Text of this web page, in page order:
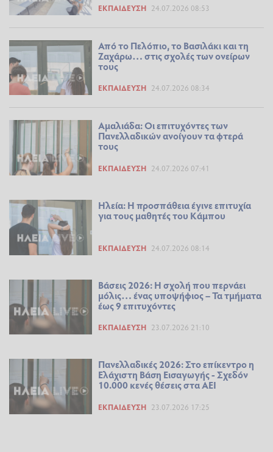
ΕΚΠΑΊΔΕΥΣΗ 24.07.2026 08:53
Από το Πελόπιο, το Βασιλάκι και τη
Ζαχάρω… στις σχολές των ονείρων
τους
ΕΚΠΑΊΔΕΥΣΗ 24.07.2026 08:34
Αμαλιάδα: Οι επιτυχόντες των
Πανελλαδικών ανοίγουν τα φτερά
τους
ΕΚΠΑΊΔΕΥΣΗ 24.07.2026 07:41
Ηλεία: Η προσπάθεια έγινε επιτυχία
για τους μαθητές του Κάμπου
ΕΚΠΑΊΔΕΥΣΗ 24.07.2026 08:14
Βάσεις 2026: Η σχολή που περνάει
μόλις… ένας υποψήφιος – Τα τμήματα
έως 9 επιτυχόντες
ΕΚΠΑΊΔΕΥΣΗ 23.07.2026 21:10
Πανελλαδικές 2026: Στο επίκεντρο η
Ελάχιστη Βάση Εισαγωγής - Σχεδόν
10.000 κενές θέσεις στα ΑΕΙ
ΕΚΠΑΊΔΕΥΣΗ 23.07.2026 17:25